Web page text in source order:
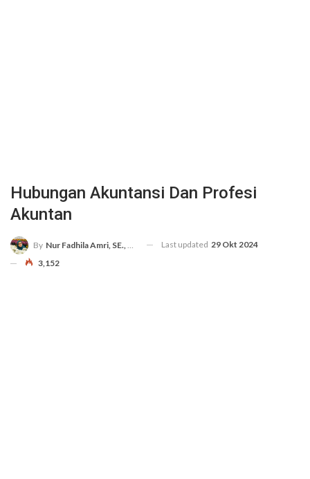
Hubungan Akuntansi Dan Profesi
Akuntan
By Nur Fadhila Amri, SE., Ak., M.Si Last updated 29 Okt 2024
3,152